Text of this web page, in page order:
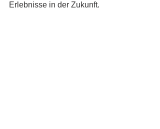
Erlebnisse in der Zukunft.